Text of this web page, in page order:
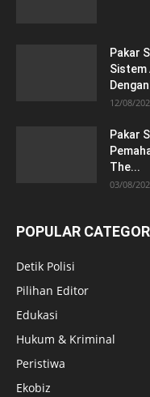
Pakar
Sistem
12/08/
Pakar
The...
03/08/
POPULAR
Detik Polisi
Pilihan Editor
Edukasi
Hukum & Kriminal
Peristiwa
Ekobiz